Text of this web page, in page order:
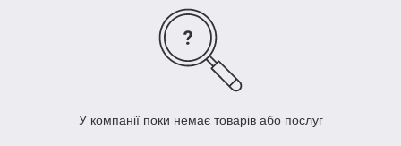
У компанії поки немає товарів або послуг